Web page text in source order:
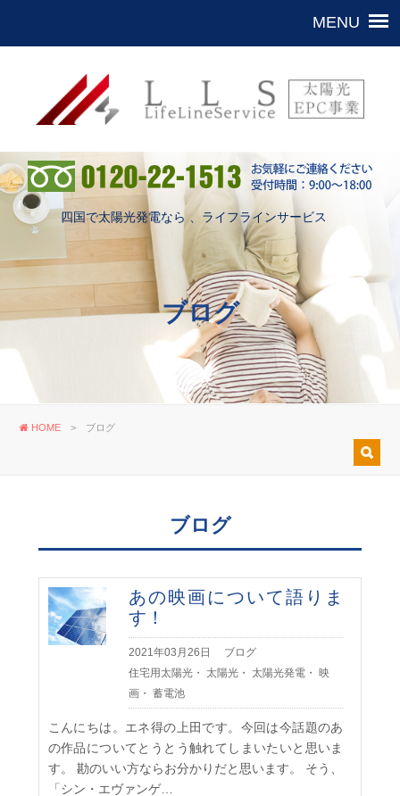
四国で太陽光発電なら 、ライフラインサービス
ブログ
HOME > ブログ
ブログ
あの映画について語りま
す！
2021年03月26日
ブログ
住宅用太陽光・ 太陽光 ・ 太陽光発電 ・ 映
画・ 蓄電池
こんにちは。エネ得の上田です。今回は今話題のあ
の作品についてとうとう触れてしまいたいと思いま
す。 勘のいい方ならお分かりだと思います。 そう、
「シン・エヴァンゲ…